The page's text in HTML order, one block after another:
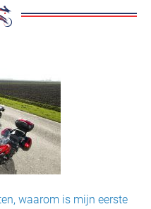
waarom is mijn eerste